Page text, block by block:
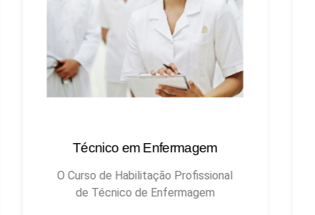
Técnico em Enfermagem
O Curso de Habilitação Profissional
de Técnico de Enfermagem